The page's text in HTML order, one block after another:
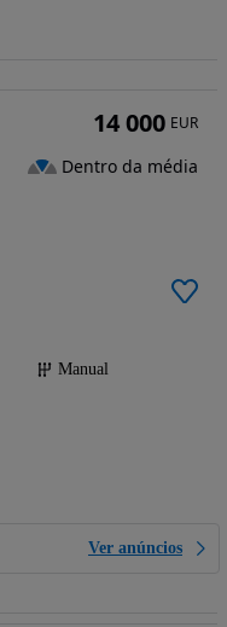
Manual
Ver anúncios
14 000 EUR
Dentro da média